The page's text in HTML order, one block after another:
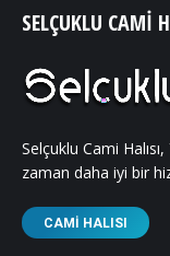
SELÇUKLU CAMI
Selçuklu Cami
zaman daha iyi bir
CAMI HALISI